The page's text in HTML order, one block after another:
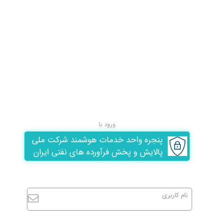
نام کاربری
ورود با
پنجره واحد خدمات هوشمند شرکت ملی
پالایش و پخش فرآورده های نفتی ایران